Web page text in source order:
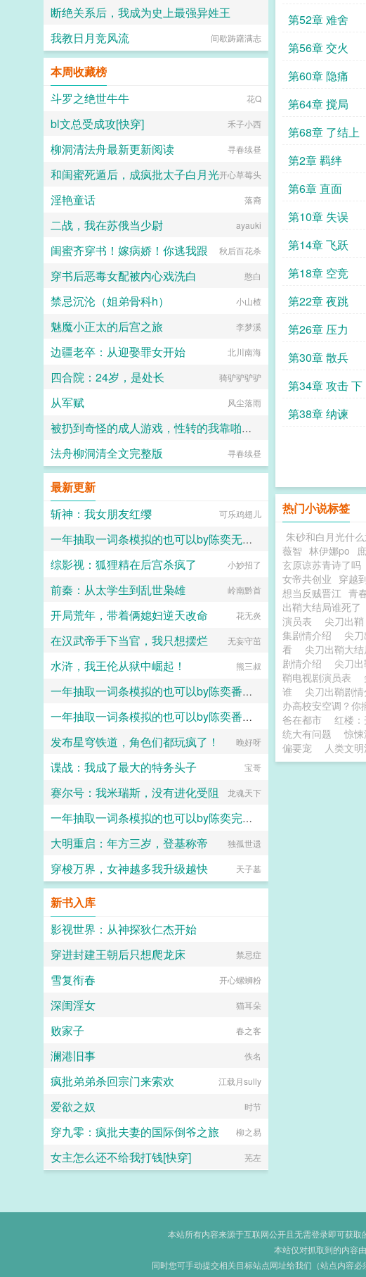
第52章 难舍
第56章 交火
第60章 隐痛
第64章 搅局
第68章 了结上
第2章 羁绊
第6章 直面
第10章 失误
第14章 飞跃
第18章 空竞
第22章 夜跳
第26章 压力
第30章 散兵
第34章 攻击 下
第38章 纳谏
热门小说标签
朱砂和白月光什
薇智 林伊娜po
玄原谅苏青诗了吗
女帝共创业 穿越
想当反贼晋江 青
出鞘大结局谁死了
演员表
尖刀出鞘
集剧情介绍
尖
看
尖刀出鞘大
剧情介绍
尖刀
鞘电视剧演员表
谁
尖刀出鞘剧
办高校安空调？你
爸在都市
红楼
统大有问题
惊
偏要宠
人类文
断绝关系后，我成为史上最强异姓王
孤独的小明
我教日月竞风流 间歇踌躇满志
本周收藏榜
斗罗之绝世牛牛
花Q
bl文总受成攻[快穿] 禾子小西
柳洞清法舟最新更新阅读 寻春续昼
和闺蜜死遁后，成疯批太子白月光开心草莓头
淫艳童话 落裔
二战，我在苏俄当少尉 ayauki
闺蜜齐穿书！嫁病娇！你逃我跟 秋后百花杀
穿书后恶毒女配被内心戏洗白 憨白
禁忌沉沦（姐弟骨科h） 小山楂
魅魔小正太的后宫之旅 李梦溪
边疆老卒：从迎娶罪女开始 北川南海
四合院：24岁，是处长 骑驴驴驴驴
从军赋 风尘落雨
被扔到奇怪的成人游戏，性转的我靠啪啪拯救世界！？
songsong
法舟柳洞清全文完整版 寻春续昼
最新更新
斩神：我女朋友红缨
可乐鸡翅儿
一年抽取一词条模拟的也可以by陈奕无弹窗番外
六大六子
综影视：狐狸精在后宫杀疯了 小妙招了
前秦：从太学生到乱世枭雄 岭南黔首
开局荒年，带着俩媳妇逆天改命 花无炎
在汉武帝手下当官，我只想摆烂 无妄守茁
水浒，我王伦从狱中崛起！ 熊三叔
一年抽取一词条模拟的也可以by陈奕番外篇TXT
六大六子
一年抽取一词条模拟的也可以by陈奕番外大结局
六大六子
发布星穹铁道，角色们都玩疯了！ 晚好呀
谍战：我成了最大的特务头子 宝哥
赛尔号：我米瑞斯，没有进化受阻 龙魂天下
一年抽取一词条模拟的也可以by陈奕完整版免费观看
六大六子
大明重启：年方三岁，登基称帝 独孤世遗
穿梭万界，女神越多我升级越快 天子墓
新书入库
影视世界：从神探狄仁杰开始
爱吃香菜的丑丑鱼
穿进封建王朝后只想爬龙床 禁忌症
雪复衔春 开心螺蛳粉
深闺淫女 猫耳朵
败家子 春之客
澜港旧事 佚名
疯批弟弟杀回宗门来索欢 江载月sully
爱欲之奴 时节
穿九零：疯批夫妻的国际倒爷之旅 柳之易
女主怎么还不给我打钱[快穿] 芜左
本站所有内容来源于互联网公开且无需登录即可获
本站仅对抓取到的内容
同时您可手动提交相关目标站点网址给我们（站点内容